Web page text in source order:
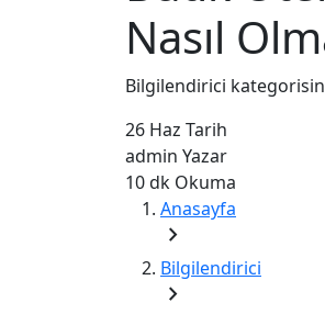
Nasıl
Bilgilendirici
26 Haz Tarih
admin Yazar
10 dk Okuma
Anasayfa
chevron_right
Bilgilendirici
chevron_right